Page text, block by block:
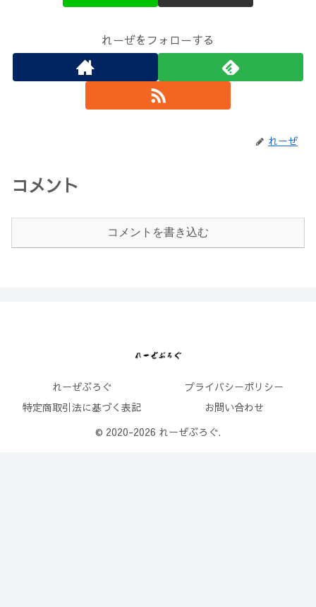
れーぜをフォローする
れーぜ
コメント
コメントを書き込む
れーぜぶろぐ
プライバシーポリシー
特定商取引法に基づく表記
お問い合わせ
© 2020-2026 れーぜぶろぐ.